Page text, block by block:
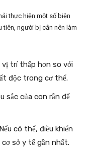
thực hiện một số biện
người bị cắn nên làm
vị trí thấp hơn so với
độc trong cơ thể.
sắc của con rắn để
có thể, điều khiển
sở y tế gần nhất.